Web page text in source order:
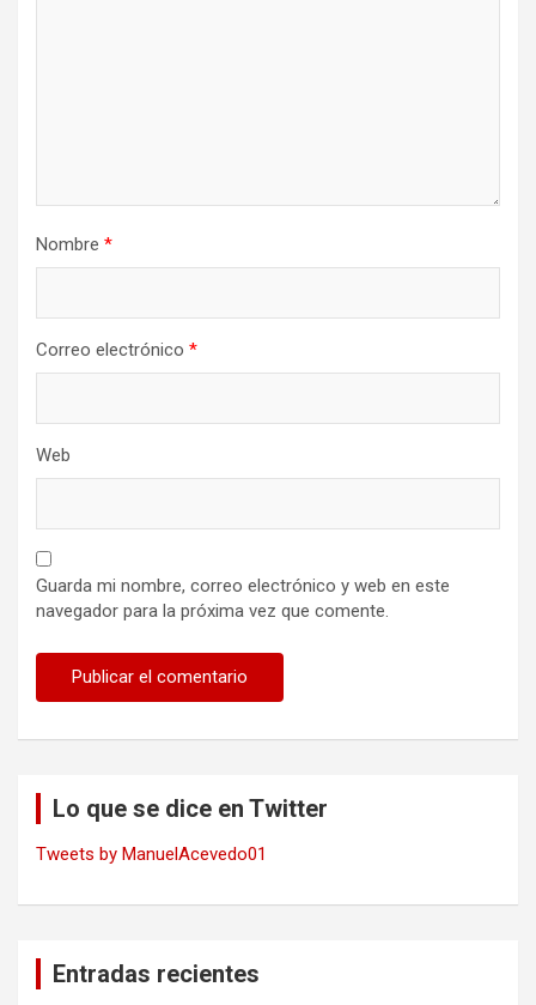
Nombre *
Correo electrónico *
Web
Guarda mi nombre, correo electrónico y web en este
navegador para la próxima vez que comente.
Lo que se dice en Twitter
Tweets by ManuelAcevedo01
Entradas recientes